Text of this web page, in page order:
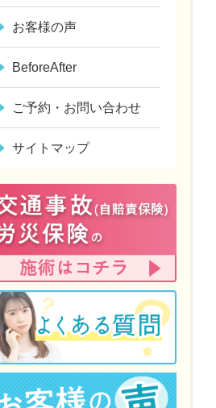
お客様の声
BeforeAfter
ご予約・お問い合わせ
サイトマップ